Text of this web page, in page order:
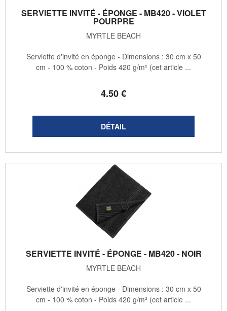
SERVIETTE INVITÉ - ÉPONGE - MB420 - VIOLET
POURPRE
MYRTLE BEACH
4.50€
Serviette d'invité en éponge - Dimensions : 30 cm x 50
cm - 100 % coton - Poids 420 g/m² (cet article ...
SERVIETTE INVITÉ - ÉPONGE - MB420 - NOIR
MYRTLE BEACH
Serviette d'invité en éponge - Dimensions : 30 cm x 50
cm - 100 % coton - Poids 420 g/m² (cet article ...